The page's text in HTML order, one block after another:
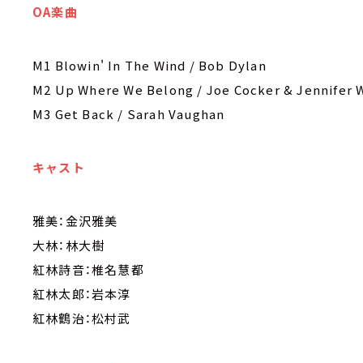
OA楽曲
M1 Blowin' In The Wind / Bob Dylan
M2 Up Where We Belong / Joe Cocker & Jennifer
M3 Get Back / Sarah Vaughan
キャスト
雅美：金沢雅美
大林：林大樹
紅林詩音：椎名慧都
紅林太郎：岩本淳
紅林鶴治：松村武